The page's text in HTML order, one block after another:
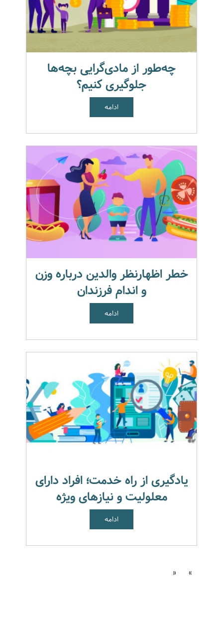
چه‌طور از مادی‌گرایی بچه‌ها
جلوگیری کنیم؟
ادامه
خطر اظهارنظر والدین درباره وزن
و اندام فرزندان
ادامه
یادگیری از راه خدمت؛ افراد دارای
معلولیت و نیازهای ویژه
ادامه
»
«